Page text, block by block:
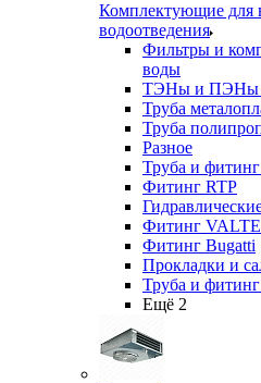
Комплектующие для
водоотведения
Фильтры и
воды
ТЭНы и ПЭНы
Труба
Труба
Разное
Труба и
Фитинг RTP
Фитинг
Фитинг Bugatti
Прокладки и
Труба и
Ещё 2